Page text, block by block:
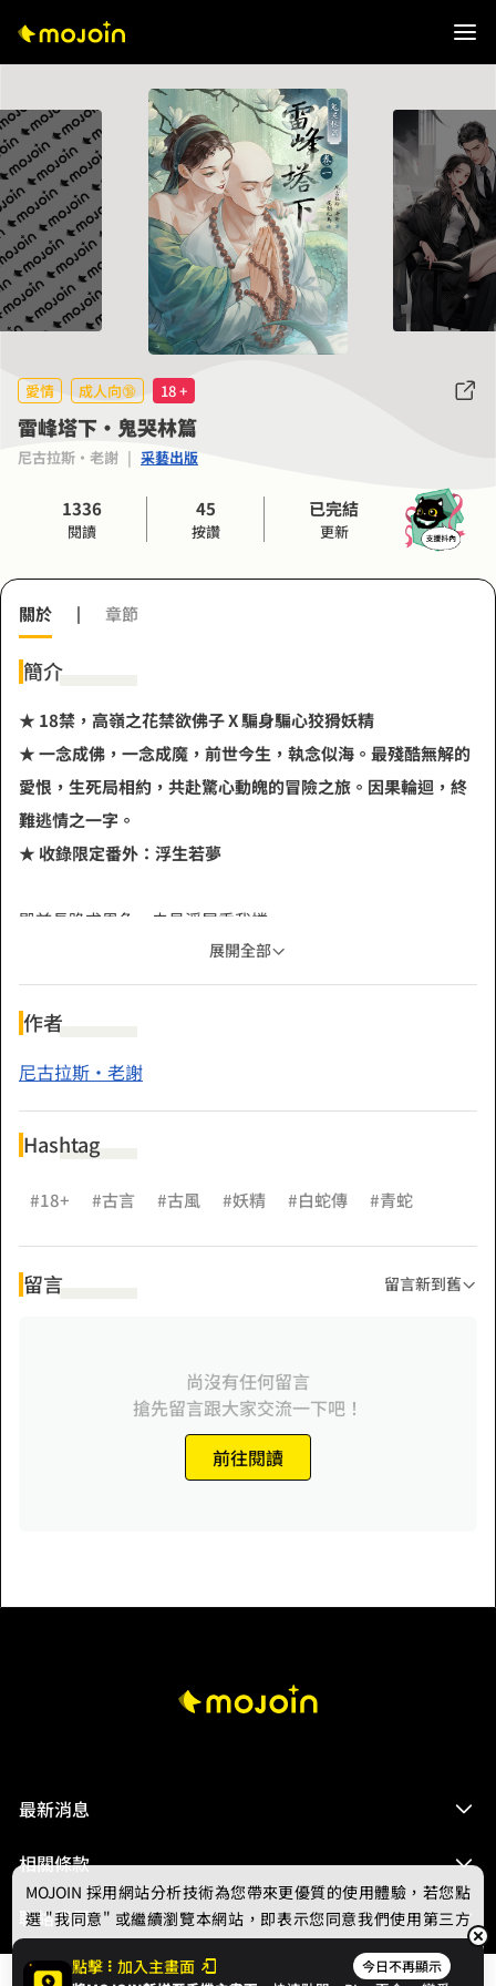
愛情 成人向🔞 18 +
雷峰塔下·鬼哭林篇
尼古拉斯·老謝 | 采藝出版
1336
閱讀
45
按讚
已完結
更新
關於 | 章節
簡介
★ 18禁，高嶺之花禁欲佛子 X 騙身騙心狡猾妖精
★ 一念成佛，一念成魔，前世今生，執念似海。最殘酷無解的
愛恨，生死局相約，共赴驚心動魄的冒險之旅。因果輪迴，終
難逃情之一字。
★ 收錄限定番外：浮生若夢
殿前長跪求恩免，未見浮屠垂我憐。
若非前世兩相欠，又豈會一眼萬年？
自白素貞殞命於雷峰塔下後，小青衝上金山寺，怒斥佛祖有眼
此時佛祖顯靈說起因果道理，小青厲聲反駁，直言法海才是那
十惡不赦的罪人。雙方各執一詞激烈辯論，最終決定立下賭
小青應下賭約，帶著記憶回到法海削髮為僧之前，一同西行取
誰知最後一難竟是她，道別那刻，素來孤傲冷漠的男人苦苦哀
小青無動於衷，瀟灑離去。
展開全部
作者
尼古拉斯·老謝
Hashtag
#18+ #古言 #古風 #妖精 #白蛇傳 #青蛇
留言 留言新到舊
尚沒有任何留言
搶先留言跟大家交流一下吧！
前往閱讀
最新消息
相關條款
聯絡我們
點擊 加入主畫面 今日不再顯示
MOJOIN 採用網站分析技術為您帶來更優質的使用體驗，若您點
選 "我同意" 或繼續瀏覽本網站，即表示您同意我們使用第三方
Cookie，欲瞭解更多資訊請見隱私權政策。